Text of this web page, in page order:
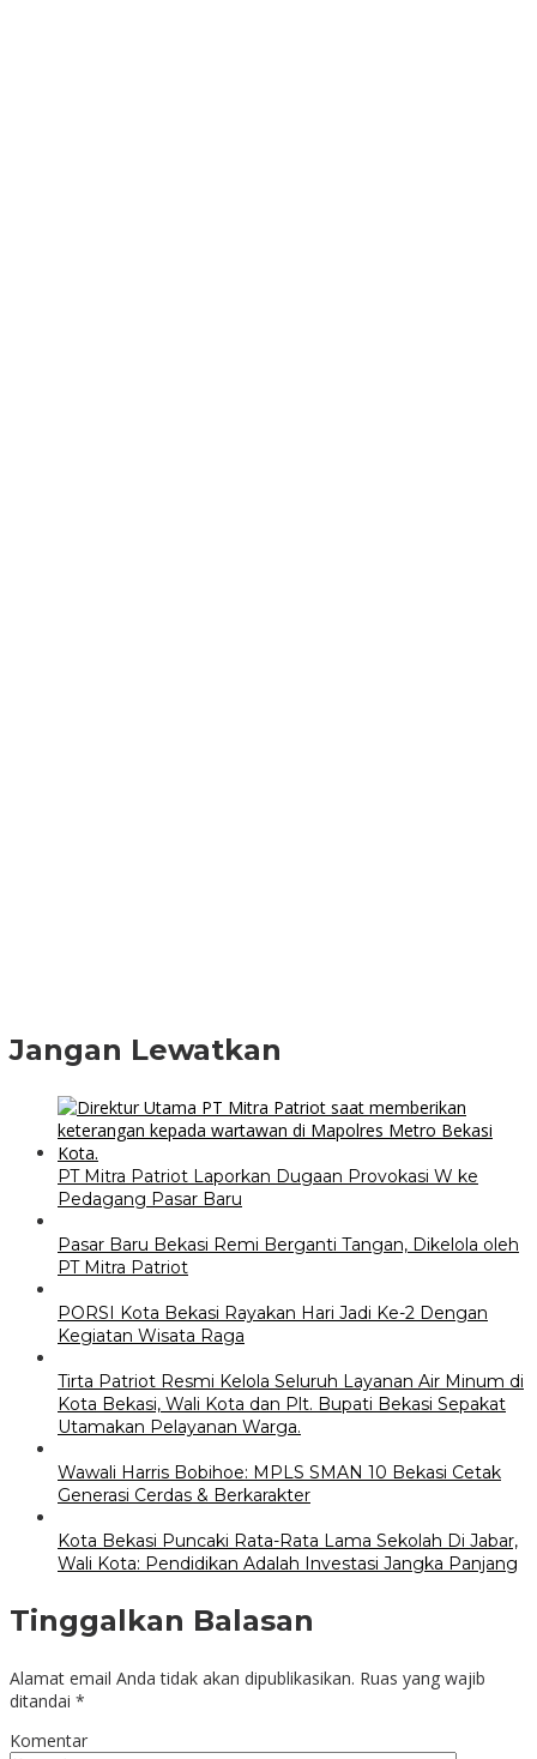
Jangan Lewatkan
PT Mitra Patriot Laporkan Dugaan Provokasi W ke
Pedagang Pasar Baru
Pasar Baru Bekasi Remi Berganti Tangan, Dikelola oleh
PT Mitra Patriot
PORSI Kota Bekasi Rayakan Hari Jadi Ke-2 Dengan
Kegiatan Wisata Raga
Tirta Patriot Resmi Kelola Seluruh Layanan Air Minum di
Kota Bekasi, Wali Kota dan Plt. Bupati Bekasi Sepakat
Utamakan Pelayanan Warga.
Wawali Harris Bobihoe: MPLS SMAN 10 Bekasi Cetak
Generasi Cerdas & Berkarakter
Kota Bekasi Puncaki Rata-Rata Lama Sekolah Di Jabar,
Wali Kota: Pendidikan Adalah Investasi Jangka Panjang
Tinggalkan Balasan
Alamat email Anda tidak akan dipublikasikan. Ruas yang wajib
ditandai *
Komentar